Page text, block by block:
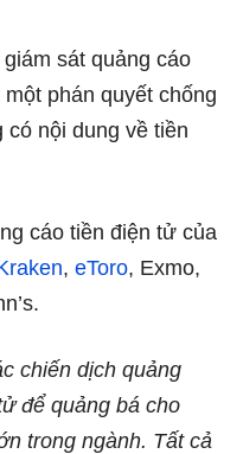
sát quảng cáo
phán quyết chống
có nội dung về tiền
cáo tiền điện tử của
, eToro, Exmo,
chiến dịch quảng
để quảng bá cho
trong ngành. Tất cả